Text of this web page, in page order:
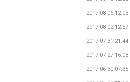
2017-08-06 12:03
2017-08-02 12:57
2017-07-31 21:44
2017-07-27 16:08
2017-06-30 07:35